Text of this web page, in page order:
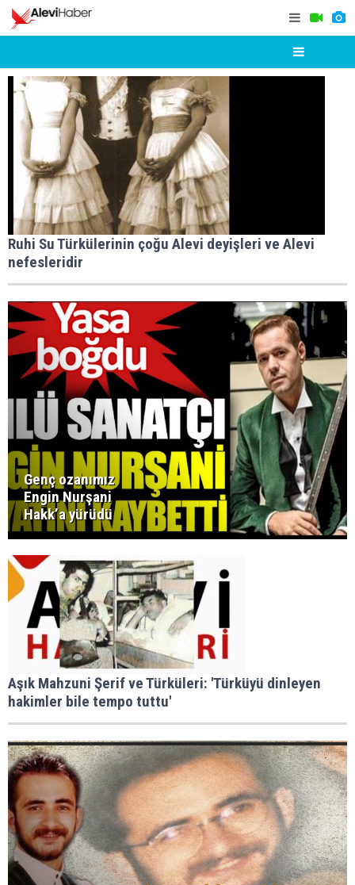
Ruhi Su Türkülerinin çoğu Alevi deyişleri ve Alevi
nefesleridir
Genç ozanımız
Engin Nurşani
Hakk’a yürüdü
Aşık Mahzuni Şerif ve Türküleri: 'Türküyü dinleyen
hakimler bile tempo tuttu'